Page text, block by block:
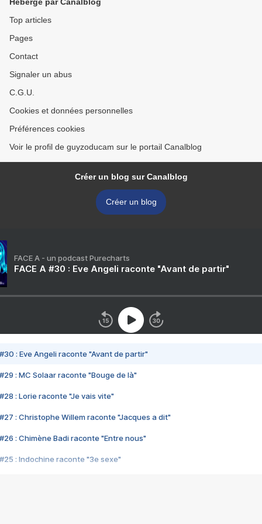
Top articles
Pages
Contact
Signaler un abus
C.G.U.
Cookies et données personnelles
Préférences cookies
Voir le profil de guyzoducam sur le portail Canalblog
Créer un blog sur Canalblog
Créer un blog
FACE A - un podcast Purecharts
FACE A #30 : Eve Angeli raconte "Avant de partir"
#30 : Eve Angeli raconte "Avant de partir"
#29 : MC Solaar raconte "Bouge de là"
#28 : Lorie raconte "Je vais vite"
#27 : Christophe Willem raconte "Jacques a dit"
#26 : Chimène Badi raconte "Entre nous"
#25 : Indochine raconte "3e sexe"